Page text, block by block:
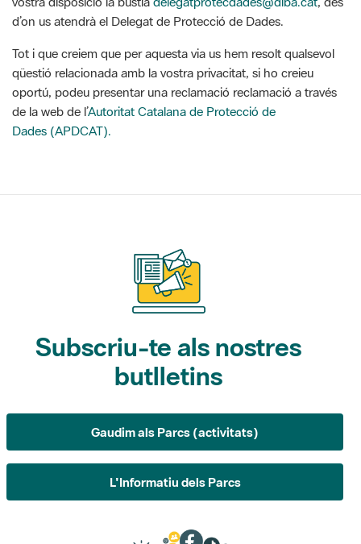
Tot i que creiem que per aquesta via us hem resolt qualsevol
qüestió relacionada amb la vostra privacitat, si ho creieu
oportú, podeu presentar una reclamació reclamació a través
de la web de l’Autoritat Catalana de Protecció de
Dades (APDCAT).
Subscriu-te als nostres
butlletins
L'Informatiu dels Parcs